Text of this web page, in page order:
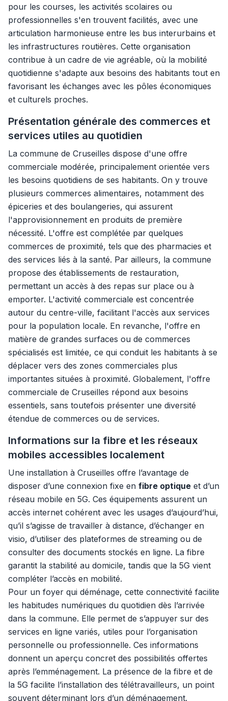
pour les courses, les activités scolaires ou
professionnelles s'en trouvent facilités, avec une
articulation harmonieuse entre les bus interurbains et
les infrastructures routières. Cette organisation
contribue à un cadre de vie agréable, où la mobilité
quotidienne s'adapte aux besoins des habitants tout en
favorisant les échanges avec les pôles économiques
et culturels proches.
Présentation générale des commerces et
services utiles au quotidien
La commune de Cruseilles dispose d'une offre
commerciale modérée, principalement orientée vers
les besoins quotidiens de ses habitants. On y trouve
plusieurs commerces alimentaires, notamment des
épiceries et des boulangeries, qui assurent
l'approvisionnement en produits de première
nécessité. L'offre est complétée par quelques
commerces de proximité, tels que des pharmacies et
des services liés à la santé. Par ailleurs, la commune
propose des établissements de restauration,
permettant un accès à des repas sur place ou à
emporter. L'activité commerciale est concentrée
autour du centre-ville, facilitant l'accès aux services
pour la population locale. En revanche, l'offre en
matière de grandes surfaces ou de commerces
spécialisés est limitée, ce qui conduit les habitants à se
déplacer vers des zones commerciales plus
importantes situées à proximité. Globalement, l'offre
commerciale de Cruseilles répond aux besoins
essentiels, sans toutefois présenter une diversité
étendue de commerces ou de services.
Informations sur la fibre et les réseaux
mobiles accessibles localement
Une installation à Cruseilles offre l’avantage de
disposer d’une connexion fixe en fibre optique et d’un
réseau mobile en 5G. Ces équipements assurent un
accès internet cohérent avec les usages d’aujourd’hui,
qu’il s’agisse de travailler à distance, d’échanger en
visio, d’utiliser des plateformes de streaming ou de
consulter des documents stockés en ligne. La fibre
garantit la stabilité au domicile, tandis que la 5G vient
compléter l’accès en mobilité.
Pour un foyer qui déménage, cette connectivité facilite
les habitudes numériques du quotidien dès l’arrivée
dans la commune. Elle permet de s’appuyer sur des
services en ligne variés, utiles pour l’organisation
personnelle ou professionnelle. Ces informations
donnent un aperçu concret des possibilités offertes
après l’emménagement. La présence de la fibre et de
la 5G facilite l’installation des télétravailleurs, un point
souvent déterminant lors d’un déménagement.